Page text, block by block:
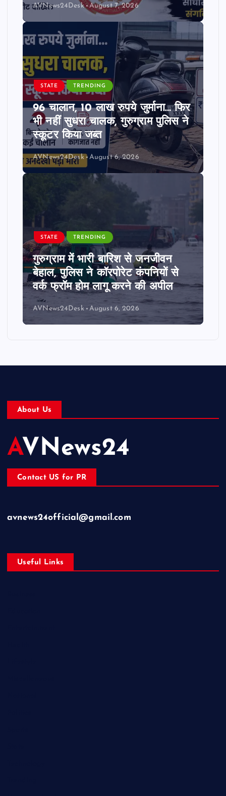
AVNews24Desk August 7, 2026
STATE TRENDING
96 चालान, 10 लाख रुपये जुर्माना… फिर
भी नहीं सुधरा चालक, गुरुग्राम पुलिस ने
स्कूटर किया जब्त
AVNews24Desk August 6, 2026
STATE TRENDING
गुरुग्राम में भारी बारिश से जनजीवन
बेहाल, पुलिस ने कॉरपोरेट कंपनियों से
वर्क फ्रॉम होम लागू करने की अपील
AVNews24Desk August 6, 2026
About Us
AVNews24
Contact US for PR
avnews24official@gmail.com
Useful Links